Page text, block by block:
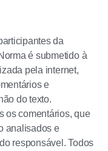
da
é submetido à
pela internet,
e
do texto.
os comentários, que
analisados e
responsável. Todos